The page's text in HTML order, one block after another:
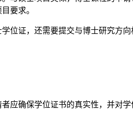
要求。
位证，还需要提交与博士研究方
应确保学位证书的真实性，并对